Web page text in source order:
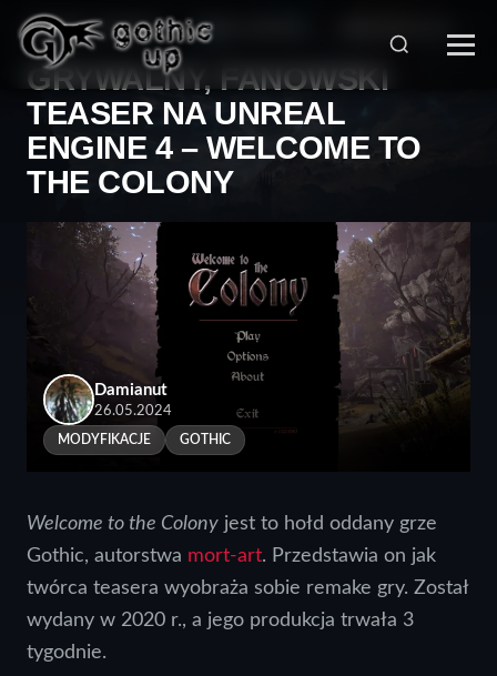
STRONA GŁÓWNA > SERIA GOTHIC
>
GRYWALNY, FANOWSKI
TEASER NA UNREAL
ENGINE 4 – WELCOME TO
THE COLONY
Damianut
26.05.2024
MODYFIKACJE GOTHIC
Welcome to the Colony jest to hołd oddany grze
Gothic, autorstwa mort-art. Przedstawia on jak
twórca teasera wyobraża sobie remake gry. Został
wydany w 2020 r., a jego produkcja trwała 3
tygodnie.